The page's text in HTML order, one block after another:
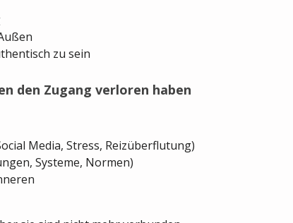
zu sein
den Zugang verloren haben
Media, Stress, Reizüberflutung)
Systeme, Normen)